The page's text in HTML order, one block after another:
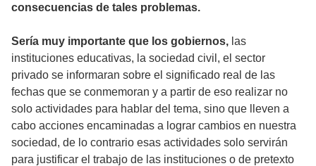
consecuencias de tales problemas.
Sería muy importante que los gobiernos, las
instituciones educativas, la sociedad civil, el sector
privado se informaran sobre el significado real de las
fechas que se conmemoran y a partir de eso realizar no
solo actividades para hablar del tema, sino que lleven a
cabo acciones encaminadas a lograr cambios en nuestra
sociedad, de lo contrario esas actividades solo servirán
para justificar el trabajo de las instituciones o de pretexto